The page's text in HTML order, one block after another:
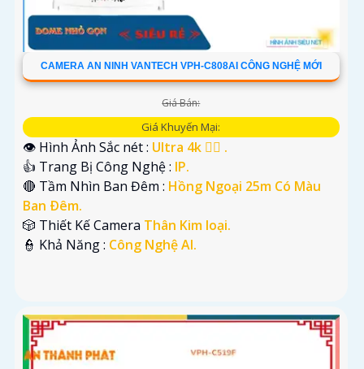
CAMERA AN NINH VANTECH VPH-C808AI CÔNG NGHỆ MỚI
Giá Bán:
Giá Khuyến Mại:
👁 Hình Ảnh Sắc nét : Ultra 4k 👍🏾 .
👍 Trang Bị Công Nghệ : IP.
🔴 Tầm Nhìn Ban Đêm : Hồng Ngoại 25m Có Màu
Ban Ðêm.
🎲 Thiết Kế Camera Thân Kim loại.
️👮 Khả Năng : Công Nghệ AI.